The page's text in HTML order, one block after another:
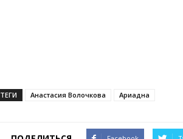
ТЕГИ Анастасия Волочкова Ариадна